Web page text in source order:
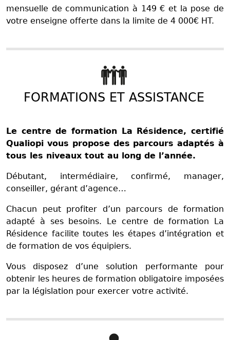
mensuelle de communication à 149 € et la pose de
votre enseigne offerte dans la limite de 4 000€ HT.
FORMATIONS ET ASSISTANCE
Le centre de formation La Résidence, certifié
Qualiopi vous propose des parcours adaptés à
tous les niveaux tout au long de l’année.
Débutant, intermédiaire, confirmé, manager,
conseiller, gérant d’agence…
Chacun peut profiter d’un parcours de formation
adapté à ses besoins. Le centre de formation La
Résidence facilite toutes les étapes d’intégration et
de formation de vos équipiers.
Vous disposez d’une solution performante pour
obtenir les heures de formation obligatoire imposées
par la législation pour exercer votre activité.